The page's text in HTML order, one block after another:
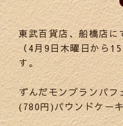
東武百貨店、船橋店
（4月9日木曜日から
す。
ずんだモンブランパ
(780円)パウンドケー